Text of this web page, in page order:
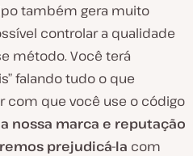
também gera muito
controlar a qualidade
método. Você terá
falando tudo o que
com que você use o código
nossa marca e reputação
prejudicá-la com